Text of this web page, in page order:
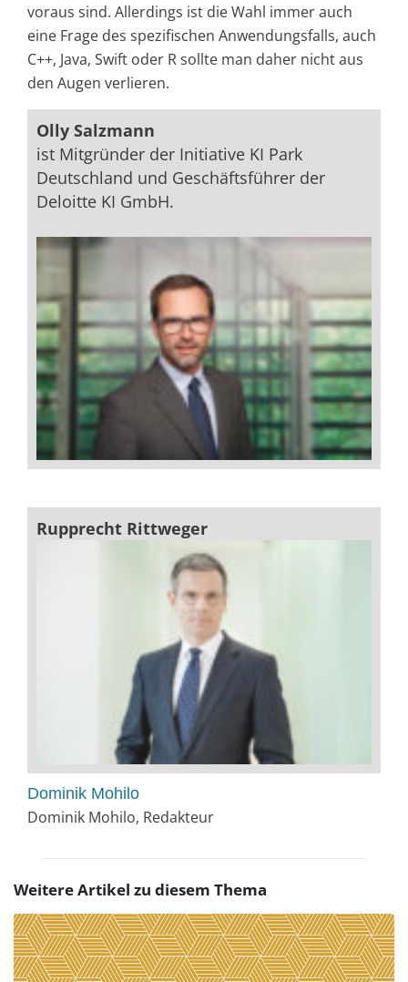
voraus sind. Allerdings ist die Wahl immer auch
eine Frage des spezifischen Anwendungsfalls, auch
C++, Java, Swift oder R sollte man daher nicht aus
den Augen verlieren.
Olly Salzmann
ist Mitgründer der Initiative KI Park
Deutschland und Geschäftsführer der
Deloitte KI GmbH.
Rupprecht Rittweger
Dominik Mohilo
Dominik Mohilo, Redakteur
Weitere Artikel zu diesem Thema